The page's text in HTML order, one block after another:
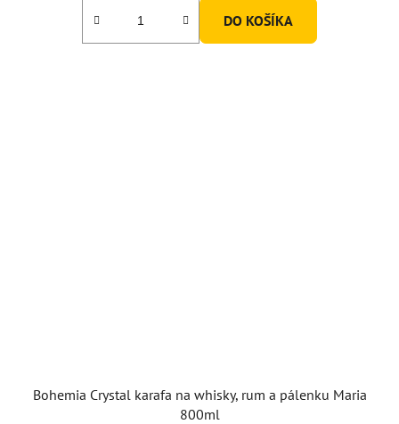
DO KOŠÍKA
Bohemia Crystal karafa na whisky, rum a pálenku Maria
800ml